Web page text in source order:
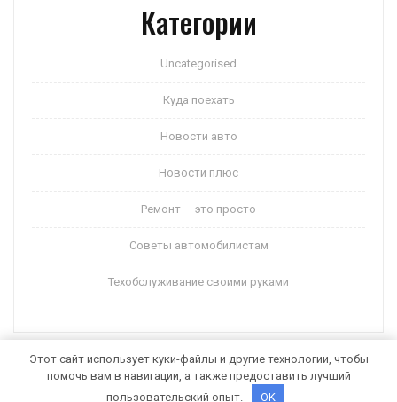
Категории
Uncategorised
Куда поехать
Новости авто
Новости плюс
Ремонт — это просто
Советы автомобилистам
Техобслуживание своими руками
Auto Motors WordPress Theme от Themespride
Этот сайт использует куки-файлы и другие технологии, чтобы
помочь вам в навигации, а также предоставить лучший
пользовательский опыт.
OK